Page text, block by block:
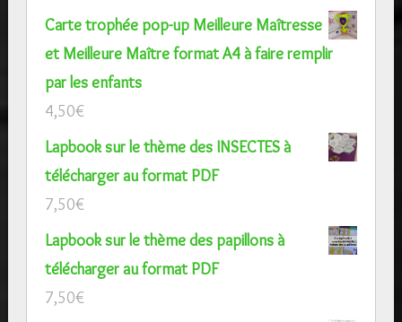
Carte trophée pop-up Meilleure Maîtresse
et Meilleure Maître format A4 à faire remplir
par les enfants
4,50€
Lapbook sur le thème des INSECTES à
télécharger au format PDF
7,50€
Lapbook sur le thème des papillons à
télécharger au format PDF
7,50€